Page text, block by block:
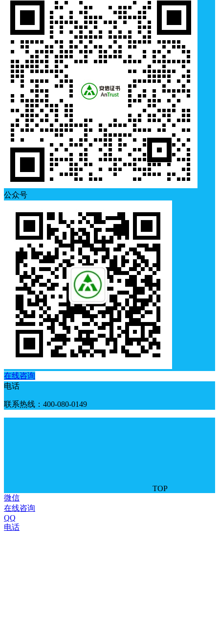
公众号
在线咨询
电话
联系热线：400-080-0149
TOP
微信
在线咨询
QQ
电话